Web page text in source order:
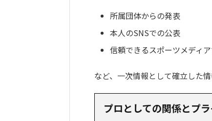
所属団体からの発表
本人のSNSでの公表
信頼できるスポーツメディ
など、一次情報として確立した
プロとしての関係とプ